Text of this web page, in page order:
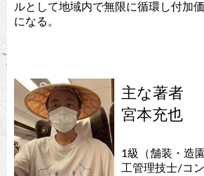
ルとして地域内で無限に循環し付加
になる。
主な著者
宮本充也
1級（舗装・造
工管理技士/コ